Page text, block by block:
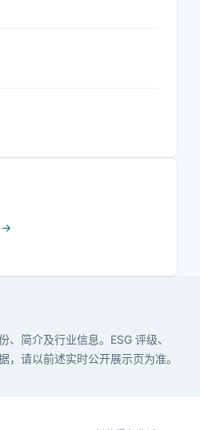
→
简介及行业信息。ESG 评级、
，请以前述实时公开展示页为准。